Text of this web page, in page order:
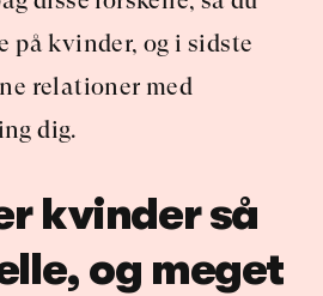
på kvinder, og i sidste
relationer med
dig.
kvinder så
og meget